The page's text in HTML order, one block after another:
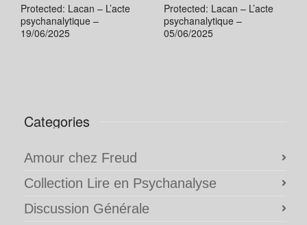
Protected: Lacan – L’acte
psychanalytique –
19/06/2025
Protected: Lacan – L’acte
psychanalytique –
05/06/2025
Categories
Amour chez Freud
Collection Lire en Psychanalyse
Discussion Générale